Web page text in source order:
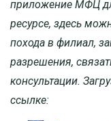
приложение МФЦ
ресурсе, здесь
похода в филиал,
разрешения,
консультации.
ссылке: